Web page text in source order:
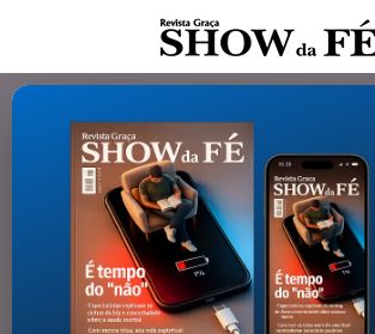
Categorias Tags